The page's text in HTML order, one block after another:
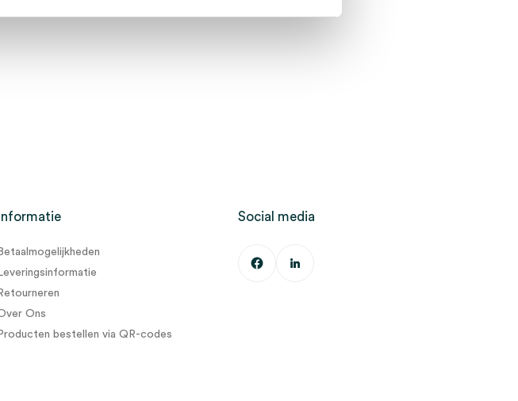
Informatie
Betaalmogelijkheden
Leveringsinformatie
Retourneren
Ons
Producten bestellen via QR-codes
Social media